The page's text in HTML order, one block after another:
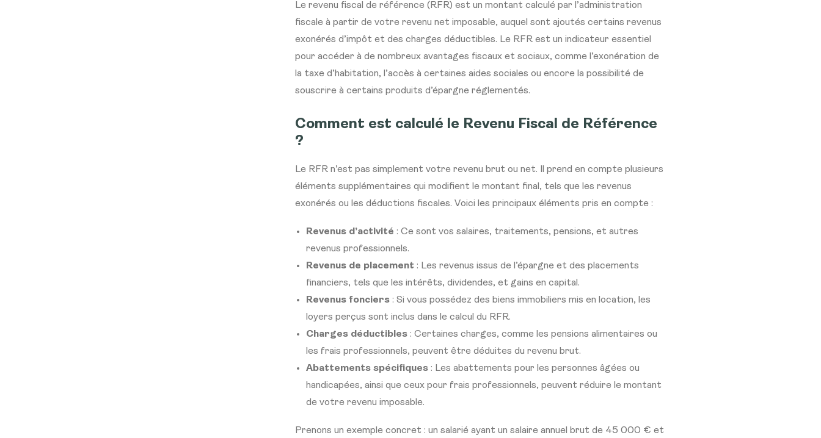
Le revenu fiscal de référence (RFR) est un montant calculé par l’administration
fiscale à partir de votre revenu net imposable, auquel sont ajoutés certains revenus
exonérés d’impôt et des charges déductibles. Le RFR est un indicateur essentiel
pour accéder à de nombreux avantages fiscaux et sociaux, comme l’exonération de
la taxe d’habitation, l’accès à certaines aides sociales ou encore la possibilité de
souscrire à certains produits d’épargne réglementés.
Comment est calculé le Revenu Fiscal de Référence
?
Le RFR n’est pas simplement votre revenu brut ou net. Il prend en compte plusieurs
éléments supplémentaires qui modifient le montant final, tels que les revenus
exonérés ou les déductions fiscales. Voici les principaux éléments pris en compte :
Revenus d’activité : Ce sont vos salaires, traitements, pensions, et autres
revenus professionnels.
Revenus de placement : Les revenus issus de l’épargne et des placements
financiers, tels que les intérêts, dividendes, et gains en capital.
Revenus fonciers: Si vous possédez des biens immobiliers mis en location, les
loyers perçus sont inclus dans le calcul du RFR.
Charges déductibles: Certaines charges, comme les pensions alimentaires ou
les frais professionnels, peuvent être déduites du revenu brut.
Abattements spécifiques: Les abattements pour les personnes âgées ou
handicapées, ainsi que ceux pour frais professionnels, peuvent réduire le montant
de votre revenu imposable.
Prenons un exemple concret : un salarié ayant un salaire annuel brut de 45 000 € et